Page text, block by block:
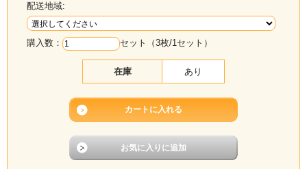
配送地域:
購入数： セット（3枚/1セット）
在庫 あり